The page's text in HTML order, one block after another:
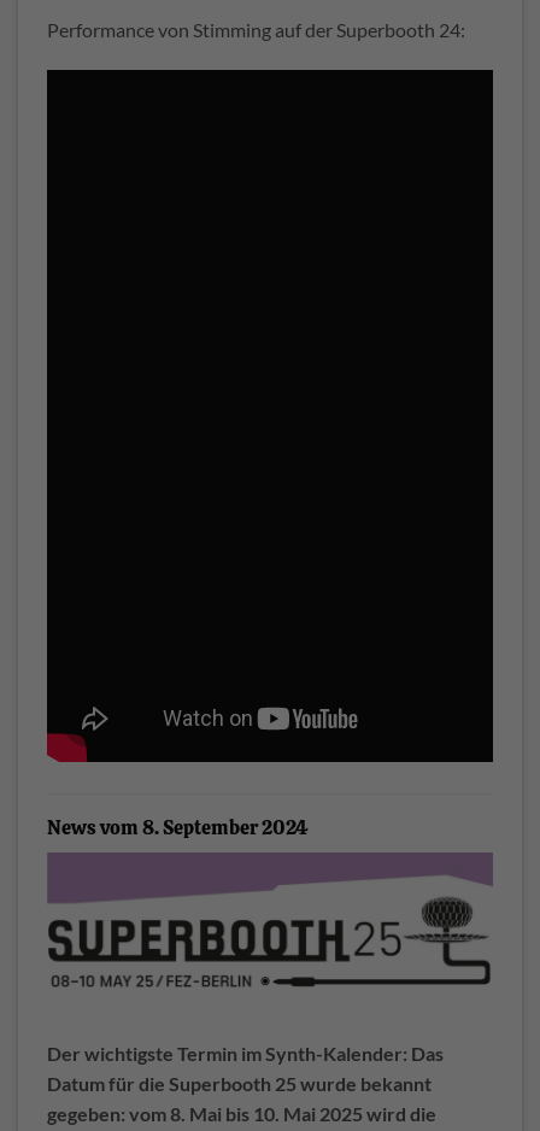
Performance von Stimming auf der Superbooth 24:
News vom 8. September 2024
Der wichtigste Termin im Synth-Kalender: Das
Datum für die Superbooth 25 wurde bekannt
gegeben: vom 8. Mai bis 10. Mai 2025 wird die